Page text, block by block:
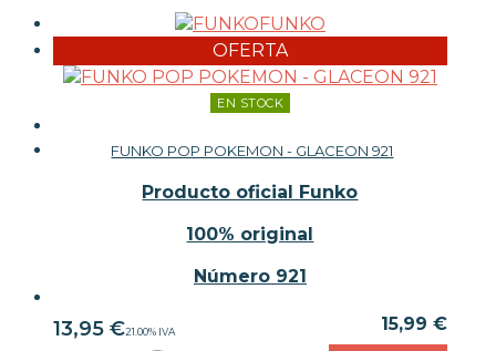
FUNKO
OFERTA
EN STOCK
FUNKO POP POKEMON - GLACEON 921
Producto oficial Funko
100% original
Número 921
15,99 €
13,95 €21.00% IVA